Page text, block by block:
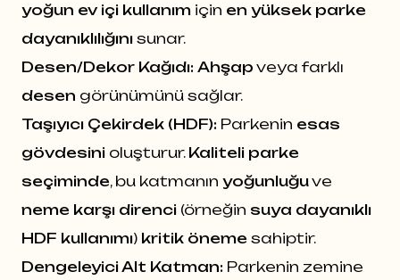
yoğun ev içi kullanım için en yüksek parke
dayanıklılığını sunar.
Desen/Dekor Kağıdı: Ahşap veya farklı
desen görünümünü sağlar.
Taşıyıcı Çekirdek (HDF): Parkenin esas
gövdesini oluşturur. Kaliteli parke
seçiminde, bu katmanın yoğunluğuve
neme karşı direnci (örneğin suya dayanıklı
HDF kullanımı) kritik öneme sahiptir.
Dengeleyici Alt Katman: Parkenin zemine